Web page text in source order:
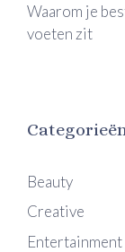
Waarom je
voeten zit
Categorieën
Beauty
Creative
Entertainment